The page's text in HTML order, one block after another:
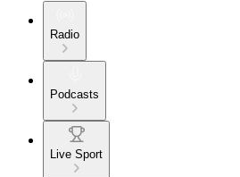
Radio
Podcasts
Live Sport